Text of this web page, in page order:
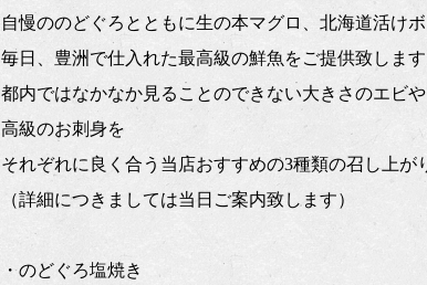
自慢ののどぐろとともに生の本マグロ、北海道活け
毎日、豊洲で仕入れた最高級の鮮魚をご提供致します
都内ではなかなか見ることのできない大きさのエビ
高級のお刺身を
それぞれに良く合う当店おすすめの3種類の召し上
（詳細につきましては当日ご案内致します）
・のどぐろ塩焼き